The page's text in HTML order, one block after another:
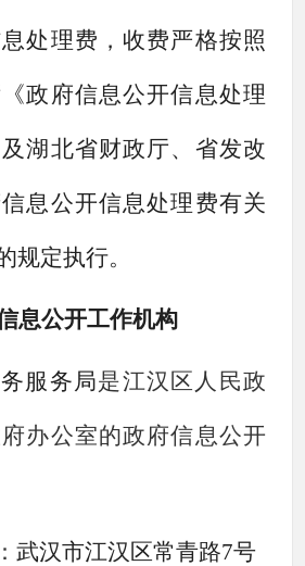
处理费，收费严格按照
政府信息公开信息处理
湖北省财政厅、省发改
息公开信息处理费有关
规定执行。
息公开工作机构
服务局是江汉 区人民政
办公室的政府信息公开
武汉市江汉区常青路7号